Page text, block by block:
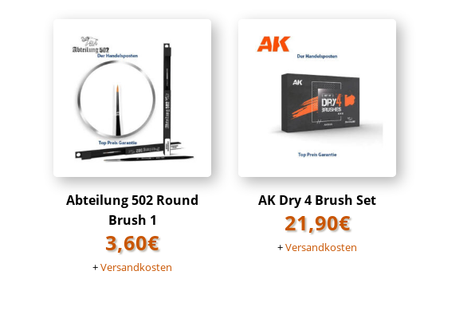
Abteilung 502 Round
Brush 1
3,60€
+Versandkosten
AK Dry 4 Brush Set
21,90€
+Versandkosten